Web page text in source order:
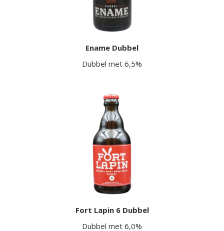
Ename Dubbel
Dubbel met 6,5%
Fort Lapin 6 Dubbel
Dubbel met 6,0%